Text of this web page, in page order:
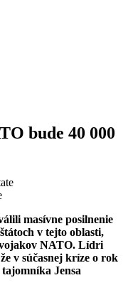
bude 40 000
masívne posilnenie
v tejto oblasti,
vojakov NATO. Lídri
v súčasnej kríze o rok
Jensa